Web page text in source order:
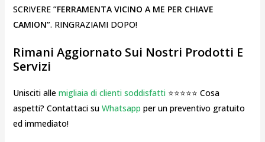
SCRIVERE ”FERRAMENTA VICINO A ME PER CHIAVE
CAMION”. RINGRAZIAMI DOPO!
Rimani Aggiornato Sui Nostri Prodotti E
Servizi
Unisciti alle migliaia di clienti soddisfatti⭐⭐⭐⭐⭐ Cosa
aspetti? Contattaci su Whatsapp per un preventivo gratuito
ed immediato!